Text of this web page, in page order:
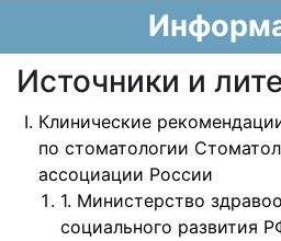
Источники и
Клинические
по стоматологии
ассоциации России
1. Министерство
социального развития